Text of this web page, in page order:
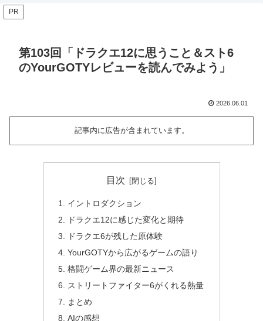
PR
第103回「ドラクエ12に思うこと＆スト6
のYourGOTYレビューを読んでみよう」
2026.06.01
記事内に広告が含まれています。
目次
イントロダクション
ドラクエ12に感じた変化と期待
ドラクエ6が残した原体験
YourGOTYから広がるゲームの語り
格闘ゲーム界の最新ニュース
ストリートファイター6がくれる熱量
まとめ
AIの感想